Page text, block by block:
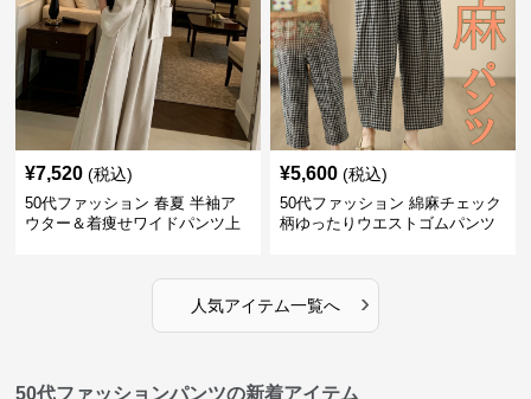
¥7,520 (税込)
50代ファッション 春夏 半袖ア
ウター＆着痩せワイドパンツ上
¥5,600 (税込)
50代ファッション 綿麻チェック
柄ゆったりウエストゴムパンツ
人気アイテム一覧へ ›
50代ファッションパンツの新着アイテム